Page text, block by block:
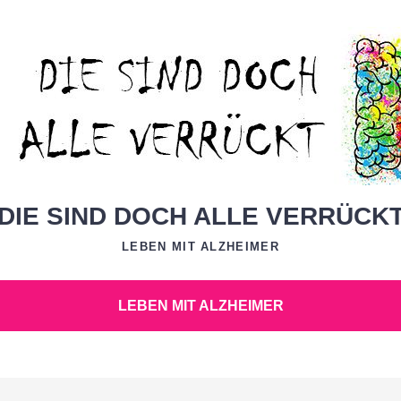
SIND DOCH ALLE
LEBEN MIT ALZHEIMER
LEBEN MIT ALZHEIMER